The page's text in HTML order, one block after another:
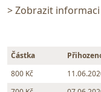
> Zobrazit
Částka
800 Kč